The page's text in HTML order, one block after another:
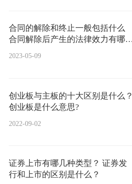
合同的解除和终止一般包括什么
合同解除后产生的法律效力有哪
2023-05-09
创业板与主板的十大区别是什么？
创业板是什么意思?
2022-09-02
证券上市有哪几种类型？ 证券发
行和上市的区别是什么？